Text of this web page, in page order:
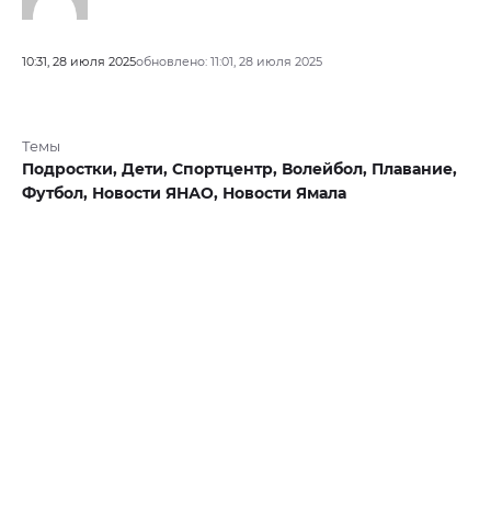
10:31, 28 июля 2025обновлено: 11:01, 28 июля 2025
Темы
Подростки, Дети, Спортцентр, Волейбол, Плавание,
Футбол, Новости ЯНАО, Новости Ямала